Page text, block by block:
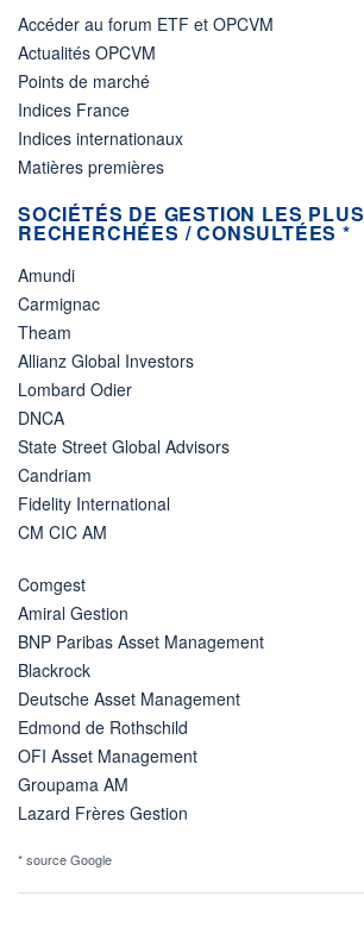
Accéder au forum ETF et OPCVM
Actualités OPCVM
Points de marché
Indices France
Indices internationaux
Matières premières
SOCIÉTÉS DE GESTION LES PLUS
RECHERCHÉES / CONSULTÉES *
Amundi
Carmignac
Theam
Allianz Global Investors
Lombard Odier
DNCA
State Street Global Advisors
Candriam
Fidelity International
CM CIC AM
Comgest
Amiral Gestion
BNP Paribas Asset Management
Blackrock
Deutsche Asset Management
Edmond de Rothschild
OFI Asset Management
Groupama AM
Lazard Frères Gestion
* source Google